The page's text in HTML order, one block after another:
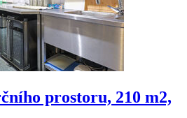
prostoru, 210 m2,